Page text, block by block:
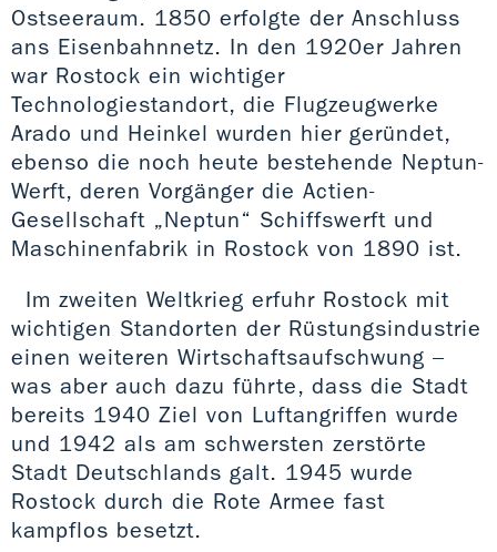
Ostseeraum. 1850 erfolgte der Anschluss
ans Eisenbahnnetz. In den 1920er Jahren
war Rostock ein wichtiger
Technologiestandort, die Flugzeugwerke
Arado und Heinkel wurden hier geründet,
ebenso die noch heute bestehende Neptun-
Werft, deren Vorgänger die Actien-
Gesellschaft „Neptun“ Schiffswerft und
Maschinenfabrik in Rostock von 1890 ist.
Im zweiten Weltkrieg erfuhr Rostock mit
wichtigen Standorten der Rüstungsindustrie
einen weiteren Wirtschaftsaufschwung –
was aber auch dazu führte, dass die Stadt
bereits 1940 Ziel von Luftangriffen wurde
und 1942 als am schwersten zerstörte
Stadt Deutschlands galt. 1945 wurde
Rostock durch die Rote Armee fast
kampflos besetzt.